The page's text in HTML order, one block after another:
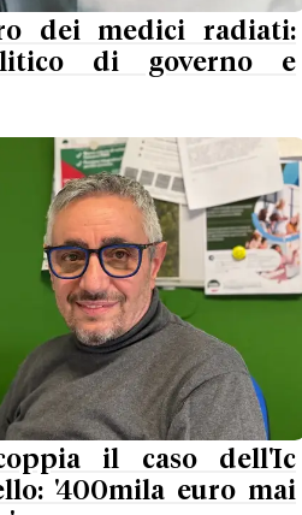
dei medici radiati:
di governo e
il caso dell'Ic
'400mila euro mai